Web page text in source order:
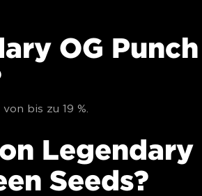
OG Punch
bis zu 19 %.
Legendary
Seeds?